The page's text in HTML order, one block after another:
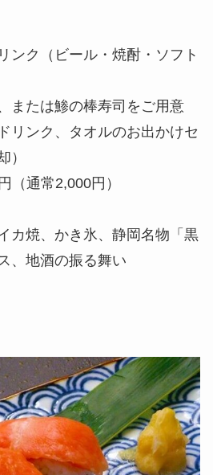
ンク（ビール・焼酎・ソフト
または鯵の棒寿司をご用意
リンク、タオルのお出かけセ
）
（通常2,000円）
カ焼、かき氷、静岡名物「黒
、地酒の振る舞い